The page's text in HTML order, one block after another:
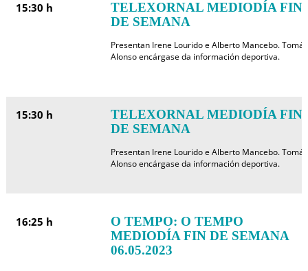
15:30 h
TELEXORNAL MEDIODÍA FIN
DE SEMANA
Presentan Irene Lourido e Alberto Mancebo. Tomás
Alonso encárgase da información deportiva.
15:30 h
TELEXORNAL MEDIODÍA FIN
DE SEMANA
Presentan Irene Lourido e Alberto Mancebo. Tomás
Alonso encárgase da información deportiva.
16:25 h
O TEMPO: O TEMPO
MEDIODÍA FIN DE SEMANA
06.05.2023